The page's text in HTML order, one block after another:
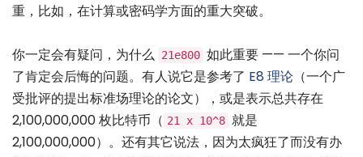
重，比如，在计算或密码学方面的重大突破。
你一定会有疑问，为什么 21e800 如此重要 —— 一个你问
了肯定会后悔的问题。有人说它是参考了 E8 理论 （一个广
受批评的提出标准场理论的论文），或是表示总共存在
2,100,000,000 枚比特币（ 21 x 10^8 就是
2,100,000,000）。还有其它说法，因为太疯狂了而没有办